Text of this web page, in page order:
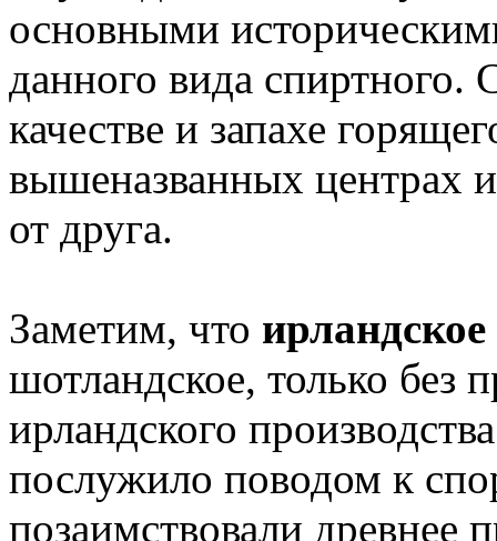
основными
данного вида спиртного.
качестве и запахе
вышеназванных центрах и
от друга.
Заметим, что
шотландское, только без
ирландского
послужило поводом к
позаимствовали древнее